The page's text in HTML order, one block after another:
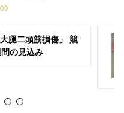
腿二頭筋損傷」 競
の見込み